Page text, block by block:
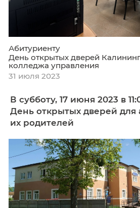
Абитуриенту
День открытых дверей
колледжа управления
31 июля 2023
В субботу, 17 июня